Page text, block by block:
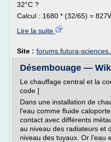
32°C ?
Calcul : 1680 * (32/65) =
Lire la suite
Site : forums.futura-
Désembouage —
Le chauffage central et la
code ]
Dans une installation de
l'eau comme fluide
contact avec différents
au niveau des radiateurs et
niveau des tuyaux. Or l'eau